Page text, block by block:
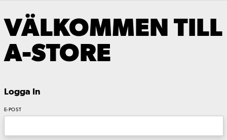
VÄLKOMMEN TILL
A-STORE
Logga In
E-POST